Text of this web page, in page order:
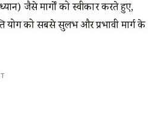
जैसे मार्गों को स्वीकार करते हुए,
योग को सबसे सुलभ और प्रभावी मार्ग के